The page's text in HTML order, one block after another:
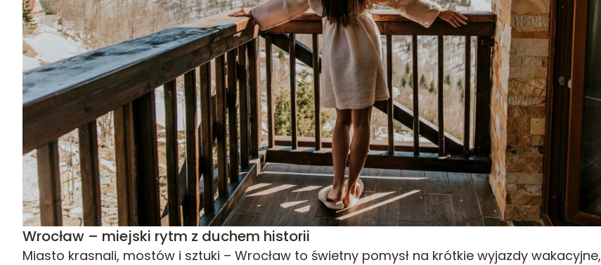
Wrocław – miejski rytm z duchem historii
Miasto krasnali, mostów i sztuki – Wrocław to świetny pomysł na krótkie wyjazdy wakacyjne,